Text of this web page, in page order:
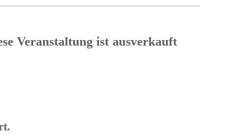
Veranstaltung ist ausverkauft